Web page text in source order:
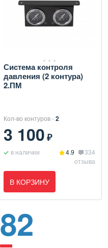
Система контроля
давления (2 контура)
2.ПМ
Кол-во контуров -2
3 100₽
в наличии 4.9
334
отзыва
В КОРЗИНУ
82